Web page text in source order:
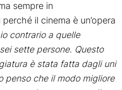
sempre in
il cinema è un’opera
contrario a quelle
sette persone. Questo
è stata fatta dagli uni
penso che il modo migliore